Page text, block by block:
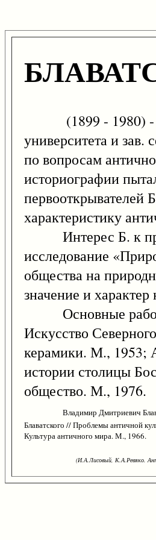
(1899 - 1980) -
университета и
по вопросам
историографии
первооткрывателей
характеристику
Интерес Б. к
исследование
общества на
значение и
Основные работы
Искусство
керамики. М., 1953;
истории столицы
общество. М., 1976.
Владимир Дмитриевич
Блаватского // Проблемы античной
Культура античного мира. М., 1966.
(И.А.Лисовый, К.А.Ревяко.